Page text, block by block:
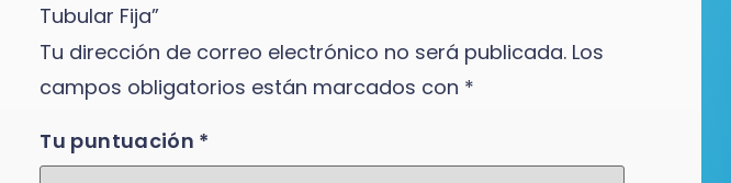
Tubular Fija”
Tu dirección de correo electrónico no será publicada. Los
campos obligatorios están marcados con *
Tu puntuación *